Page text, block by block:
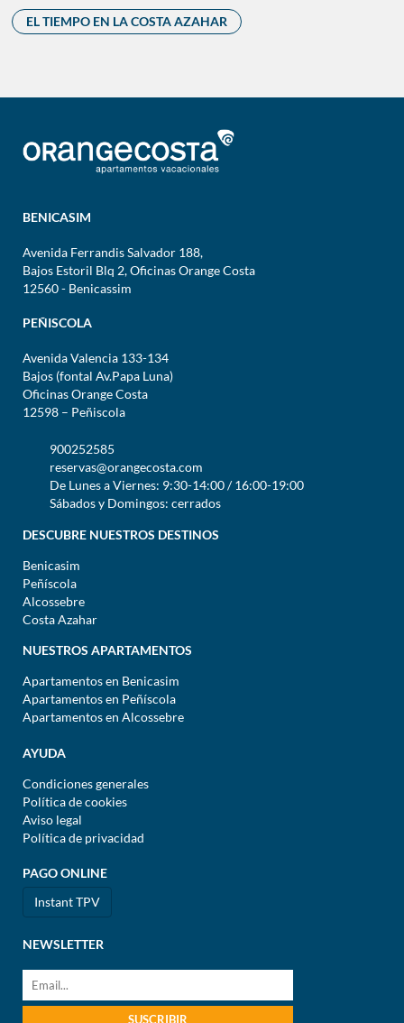
EL TIEMPO EN LA COSTA AZAHAR
BENICASIM
Avenida Ferrandis Salvador 188,
Bajos Estoril Blq 2, Oficinas Orange Costa
12560 - Benicassim
PEÑISCOLA
Avenida Valencia 133-134
Bajos (fontal Av.Papa Luna)
Oficinas Orange Costa
12598 – Peñiscola
900252585
reservas@orangecosta.com
De Lunes a Viernes: 9:30-14:00 / 16:00-19:00
Sábados y Domingos: cerrados
DESCUBRE NUESTROS DESTINOS
Benicasim
Peñíscola
Alcossebre
Costa Azahar
NUESTROS APARTAMENTOS
Apartamentos en Benicasim
Apartamentos en Peñíscola
Apartamentos en Alcossebre
AYUDA
Condiciones generales
Política de cookies
Aviso legal
Política de privacidad
PAGO ONLINE
Instant TPV
NEWSLETTER